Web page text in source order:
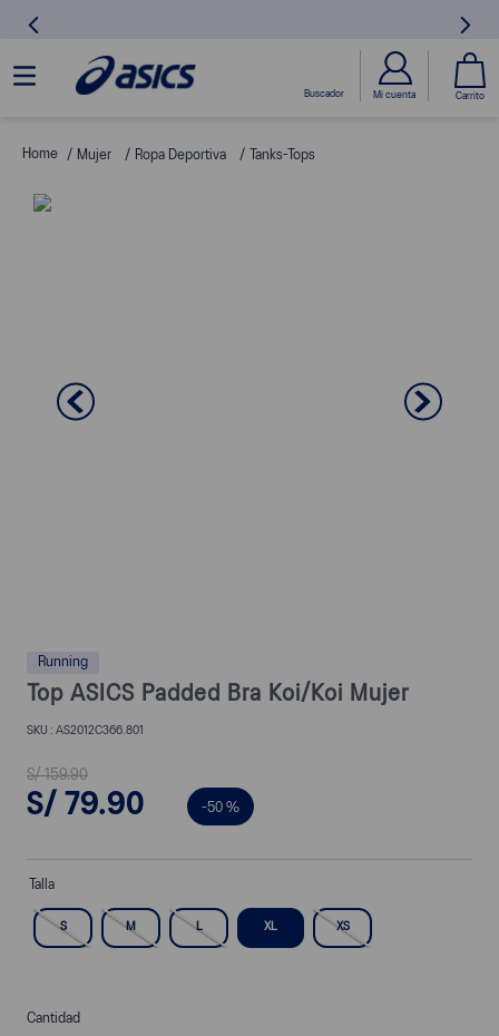
Mujer Ropa Deportiva Tanks-Tops
Running
Top ASICS Padded Bra Koi/Koi Mujer
AS2012C366.801
S/ 159.90
S/ 79.90 -50 %
Talla
S M L XL XS
Cantidad